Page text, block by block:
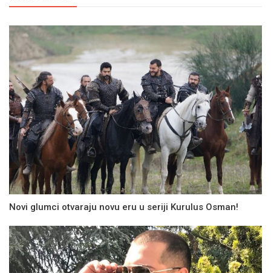
Novi glumci otvaraju novu eru u seriji Kurulus Osman!